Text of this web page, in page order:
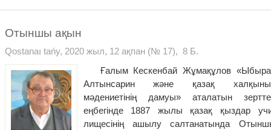
Отыншы ақын
Qostanaı tańy, 2020 жыл, 12 ақпан (№ 17), 8 Б.
Ғалым Кескенбай Жұмақұлов
Алтынсарин және қазақ
мәдениетінің дамуы» аталатын
еңбегінде 1887 жылы қазақ қыздар
лищесінің ашылу салтанатында